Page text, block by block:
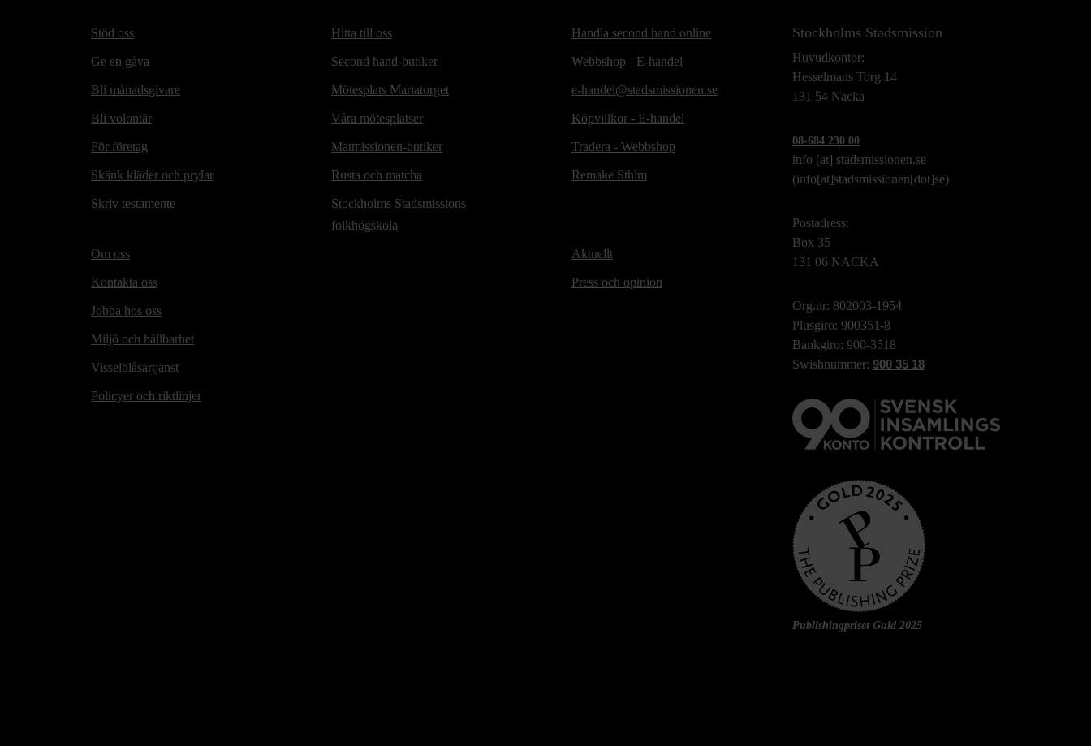
Stöd oss
Ge en gåva
Bli månadsgivare
Bli volontär
För företag
Skänk kläder och prylar
Skriv testamente
Hitta till oss
Second hand-butiker
Mötesplats Mariatorget
Våra mötesplatser
Matmissionen-butiker
Rusta och matcha
Stockholms Stadsmissions
folkhögskola
Handla second hand online
Webbshop - E-handel
e-handel@stadsmissionen.se
Köpvillkor - E-handel
Tradera - Webbshop
Remake Sthlm
Om oss
Kontakta oss
Jobba hos oss
Miljö och hållbarhet
Visselblåsartjänst
Policyer och riktlinjer
Aktuellt
Press och opinion
Stockholms Stadsmission
Huvudkontor:
Hesselmans Torg 14
131 54 Nacka
08-684 230 00
info [at] stadsmissionen.se
(info[at]stadsmissionen[dot]se)
Postadress:
Box 35
131 06 NACKA
Org.nr: 802003-1954
Plusgiro: 900351-8
Bankgiro: 900-3518
Swishnummer: 900 35 18
Publishingpriset Guld 2025